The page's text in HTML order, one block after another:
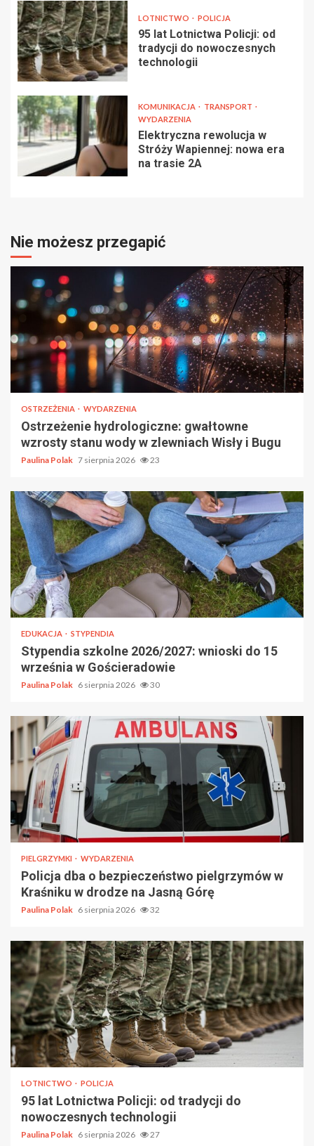
LOTNICTWO POLICJA
95 lat Lotnictwa Policji: od
tradycji do nowoczesnych
technologii
KOMUNIKACJA
TRANSPORT
WYDARZENIA
Elektryczna rewolucja w
Stróży Wapiennej: nowa era
na trasie 2A
Nie możesz przegapić
OSTRZEŻENIA WYDARZENIA
Ostrzeżenie hydrologiczne: gwałtowne
wzrosty stanu wody w zlewniach Wisły i Bugu
Paulina Polak 7 sierpnia 2026 23
EDUKACJA STYPENDIA
Stypendia szkolne 2026/2027: wnioski do 15
września w Gościeradowie
Paulina Polak 6 sierpnia 2026 30
PIELGRZYMKI WYDARZENIA
Policja dba o bezpieczeństwo pielgrzymów w
Kraśniku w drodze na Jasną Górę
Paulina Polak 6 sierpnia 2026 32
LOTNICTWO POLICJA
95 lat Lotnictwa Policji: od tradycji do
nowoczesnych technologii
Paulina Polak 6 sierpnia 2026 27